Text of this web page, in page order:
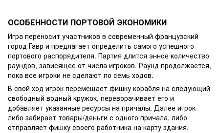
ОСОБЕННОСТИ ПОРТОВОЙ ЭКОНОМИКИ
Игра переносит участников в современный французский
город Гавр и предлагает определить самого успешного
портового распорядителя. Партия длится энное количество
раундов, зависящее от числа игроков. Раунд продолжается,
пока все игроки не сделают по семь ходов.
В свой ход игрок перемещает фишку корабля на следующий
свободный водный кружок, переворачивает его и
добавляет указанные ресурсы на причалы. Далее игрок
либо забирает товары/деньги с одного причала, либо
отправляет фишку своего работника на карту здания.